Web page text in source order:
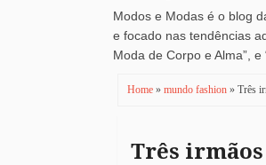
Modos e Modas é o blog
e focado nas tendências
Moda de Corpo e Alma”,
Home » mundo fashion » Três
Três